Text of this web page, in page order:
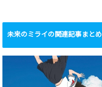
未来のミライの関連記事まとめ